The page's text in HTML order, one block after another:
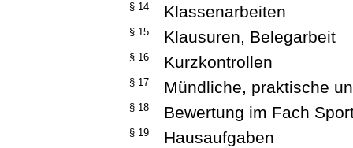
§ 14 Klassenarbeiten
§ 15 Klausuren, Belegarbeit
§ 16 Kurzkontrollen
§ 17 Mündliche, praktische
§ 18 Bewertung im Fach
§ 19 Hausaufgaben